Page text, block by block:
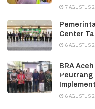
7 AGUSTUS
Center
6 AGUSTUS
BRA
Peutrang
6 AGUSTUS